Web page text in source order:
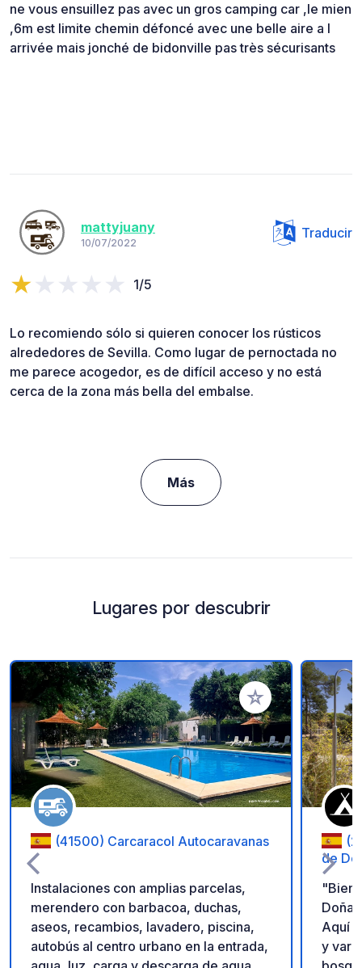
ne vous ensuillez pas avec un gros camping car ,le mien
,6m est limite chemin défoncé avec une belle aire a l
arrivée mais jonché de bidonville pas très sécurisants
mattyjuany
10/07/2022
Traducir
1/5
Lo recomiendo sólo si quieren conocer los rústicos
alrededores de Sevilla. Como lugar de pernoctada no
me parece acogedor, es de difícil acceso y no está
cerca de la zona más bella del embalse.
Más
Lugares por descubrir
Añadir a tus
(41500) Carcaracol Autocaravanas
Instalaciones con amplias parcelas,
merendero con barbacoa, duchas,
aseos, recambios, lavadero, piscina,
autobús al centro urbano en la entrada,
de
Aquí
y